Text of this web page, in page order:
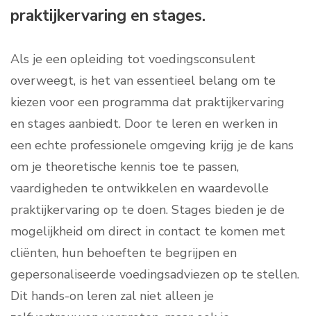
praktijkervaring en stages.
Als je een opleiding tot voedingsconsulent
overweegt, is het van essentieel belang om te
kiezen voor een programma dat praktijkervaring
en stages aanbiedt. Door te leren en werken in
een echte professionele omgeving krijg je de kans
om je theoretische kennis toe te passen,
vaardigheden te ontwikkelen en waardevolle
praktijkervaring op te doen. Stages bieden je de
mogelijkheid om direct in contact te komen met
cliënten, hun behoeften te begrijpen en
gepersonaliseerde voedingsadviezen op te stellen.
Dit hands-on leren zal niet alleen je